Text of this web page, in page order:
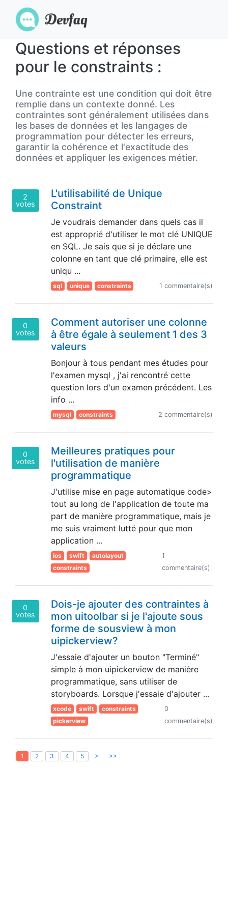
Questions et réponses
pour le constraints :
Une contrainte est une condition qui doit être
remplie dans un contexte donné. Les
contraintes sont généralement utilisées dans
les bases de données et les langages de
programmation pour détecter les erreurs,
garantir la cohérence et l'exactitude des
données et appliquer les exigences métier.
2
votes
L'utilisabilité de Unique
Constraint
Je voudrais demander dans quels cas il
est approprié d'utiliser le mot clé UNIQUE
en SQL. Je sais que si je déclare une
colonne en tant que clé primaire, elle est
uniqu ...
sql unique constraints 1 commentaire(s)
0
votes
Comment autoriser une colonne
à être égale à seulement 1 des 3
valeurs
Bonjour à tous pendant mes études pour
l'examen mysql , j'ai rencontré cette
question lors d'un examen précédent. Les
info ...
mysql constraints 2 commentaire(s)
0
votes
Meilleures pratiques pour
l'utilisation de manière
programmatique
J'utilise mise en page automatique code>
tout au long de l'application de toute ma
part de manière programmatique, mais je
me suis vraiment lutté pour que mon
application ...
ios swift
autolayout
constraints
1
commentaire(s)
0
votes
Dois-je ajouter des contraintes à
mon uitoolbar si je l'ajoute sous
forme de sousview à mon
uipickerview?
J'essaie d'ajouter un bouton "Terminé"
simple à mon uipickerview de manière
programmatique, sans utiliser de
storyboards. Lorsque j'essaie d'ajouter ...
xcode swift
constraints
pickerview
0
commentaire(s)
1 2 3 4 5 > >>